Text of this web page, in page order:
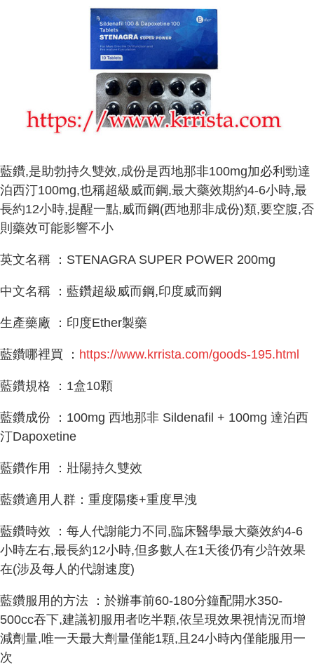
藍鑽,是助勃持久雙效,成份是西地那非100mg加必利勁達
泊西汀100mg,也稱超級威而鋼,最大藥效期約4-6小時,最
長約12小時,提醒一點,威而鋼(西地那非成份)類,要空腹,否
則藥效可能影響不小
英文名稱 ：STENAGRA SUPER POWER 200mg
中文名稱 ：藍鑽超級威而鋼,印度威而鋼
生產藥廠 ：印度Ether製藥
藍鑽哪裡買 ： https://www.krrista.com/goods-195.html
藍鑽規格 ：1盒10顆
藍鑽成份 ：100mg 西地那非 Sildenafil + 100mg 達泊西
汀Dapoxetine
藍鑽作用 ：壯陽持久雙效
藍鑽適用人群：重度陽痿+重度早洩
藍鑽時效 ：每人代謝能力不同,臨床醫學最大藥效約4-6
小時左右,最長約12小時,但多數人在1天後仍有少許效果
在(涉及每人的代謝速度)
藍鑽服用的方法 ：於辦事前60-180分鐘配開水350-
500cc吞下,建議初服用者吃半顆,依呈現效果視情況而增
減劑量,唯一天最大劑量僅能1顆,且24小時內僅能服用一
次